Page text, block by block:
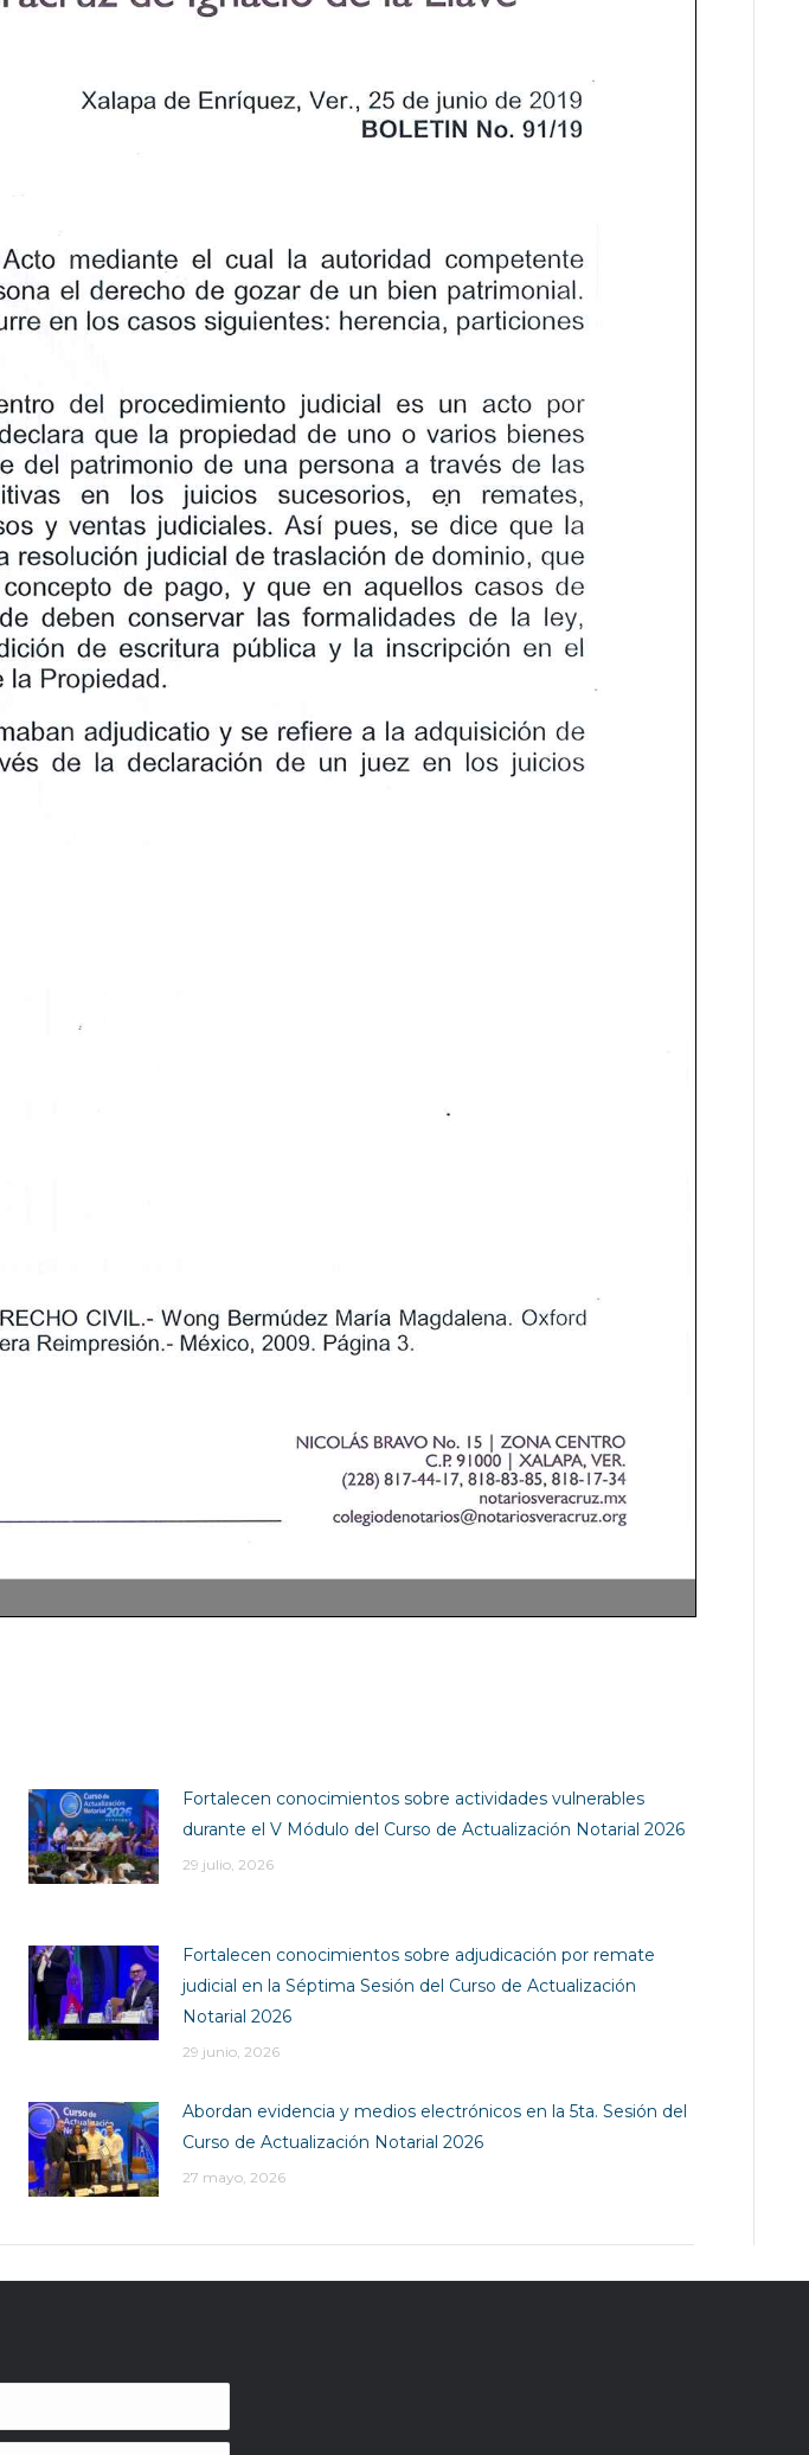
Fortalecen conocimientos sobre actividades vulnerables
durante el V Módulo del Curso de Actualización Notarial 2026
29 julio, 2026
Fortalecen conocimientos sobre adjudicación por remate
judicial en la Séptima Sesión del Curso de Actualización
Notarial 2026
29 junio, 2026
Abordan evidencia y medios electrónicos en la 5ta. Sesión del
Curso de Actualización Notarial 2026
27 mayo, 2026